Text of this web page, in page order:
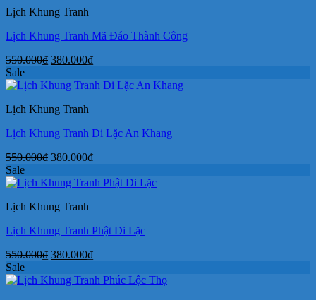
Lịch Khung Tranh
Lịch Khung Tranh Mã Đáo Thành Công
550.000₫ Giá
là:
380.000₫Giá
tại
Sale
Lịch Khung Tranh
Lịch Khung Tranh Di Lặc An Khang
550.000₫ Giá
là:
380.000₫Giá
tại
Sale
Lịch Khung Tranh
Lịch Khung Tranh Phật Di Lặc
550.000₫ Giá
là:
380.000₫Giá
tại
Sale